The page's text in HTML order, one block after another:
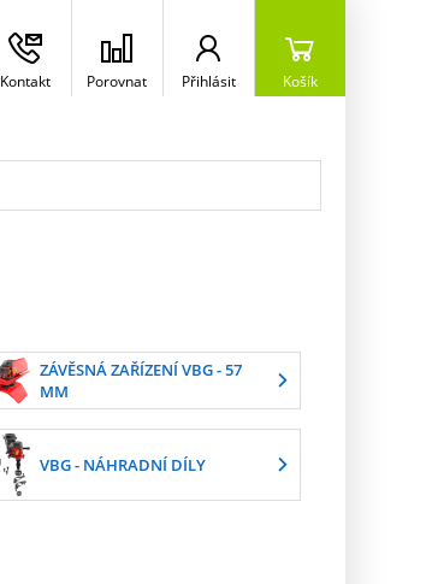
Kontakt Porovnat Přihlásit Košík
ZÁVĚSNÁ ZAŘÍZENÍ VBG - 57
MM
VBG - NÁHRADNÍ DÍLY